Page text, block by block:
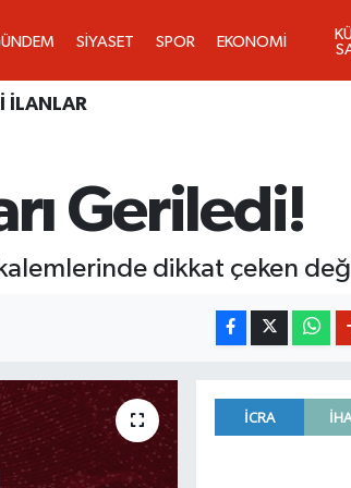
SİYASET SPOR EKONOMİ
İLANLAR
Geriledi!
dikkat çeken